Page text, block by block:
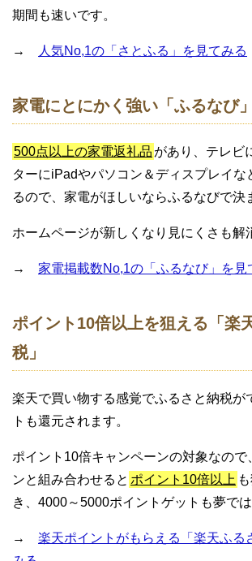
期間も速いです。
→ 人気No,1の「さとふる」を見てみる
家電にとにかく強い「ふるなび」
500点以上の家電返礼品 があり、テレビ
ターにiPadやパソコン＆ディスプレイな
るので、家電がほしいならふるなびで決
ホームページが新しくなり見にくさも解
→ 家電掲載数No,1の「ふるなび」を見
ポイント10倍以上を狙える「楽
税」
楽天で買い物する感覚でふるさと納税が
トも還元されます。
ポイント10倍キャンペーンの対象なので
ンと組み合わせると ポイント10倍以上
き、4000～5000ポイントゲットも夢では
→ 楽天ポイントがもらえる「楽天ふる